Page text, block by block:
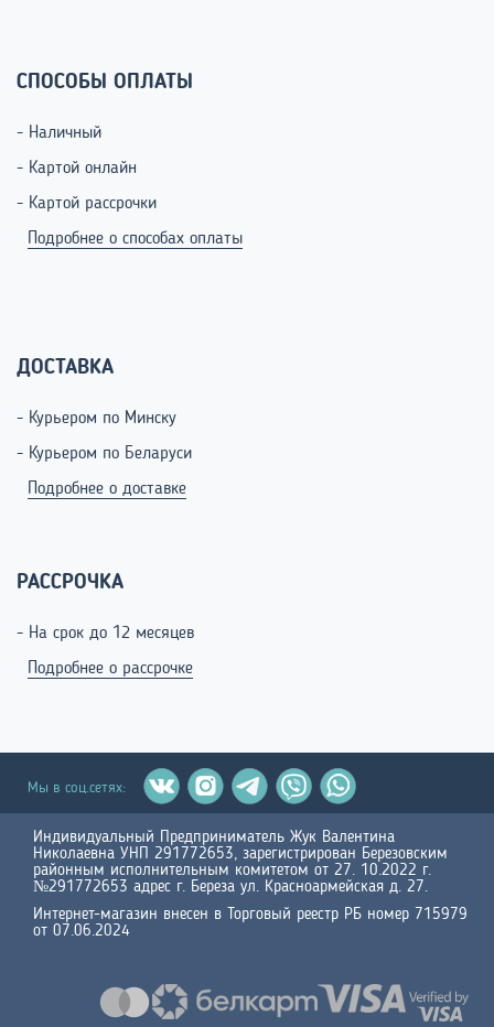
СПОСОБЫ ОПЛАТЫ
- Наличный
- Картой онлайн
- Картой рассрочки
Подробнее о способах оплаты
ДОСТАВКА
- Курьером по Минску
- Курьером по Беларуси
Подробнее о доставке
РАССРОЧКА
- На срок до 12 месяцев
Подробнее о рассрочке
Мы в соц.сетях:
Индивидуальный Предприниматель Жук Валентина
Николаевна УНП 291772653, зарегистрирован Березовским
районным исполнительным комитетом от 27. 10.2022 г.
№291772653 адрес г. Береза ул. Красноармейская д. 27.
Интернет-магазин внесен в Торговый реестр РБ номер 715979
от 07.06.2024